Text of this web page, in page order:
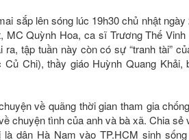
sắp lên sóng lúc 19h30 chủ nhật
MC Quỳnh Hoa, ca sĩ Trương Thế
tập tuần này còn có sự “tranh tài”
Chi), thầy giáo Huỳnh Quang Khải,
về quãng thời gian tham gia
chuyện tình của anh và bà xã. Chia sẻ
dân Hà Nam vào TP.HCM sinh